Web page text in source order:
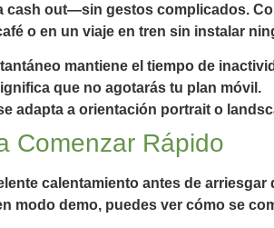
cash out—sin gestos complicados.
o en un viaje en tren sin instalar
mantiene el tiempo de
que no agotarás tu plan móvil.
adapta a orientación portrait o
Comenzar Rápido
calentamiento antes de
modo demo, puedes ver cómo se